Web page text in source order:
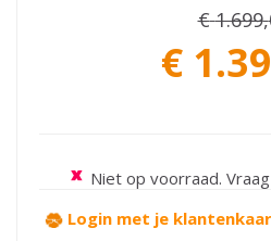
€ 1.699,
€
Niet op voorraad.
Login met je